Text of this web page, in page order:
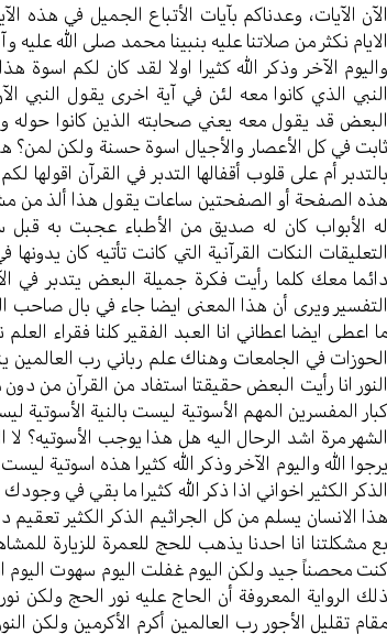
الآن الآيات، وعدناكم بآيات الأتباع الجميل في هذه
الايام نكثر من صلاتنا عليه بنبينا محمد صلى الله
واليوم الآخر وذكر الله كثيرا اولا لقد كان لكم اسوة
النبي الذي كانوا معه لئن في آية اخرى يقول النبي
البعض قد يقول معه يعني صحابته الذين كانوا حوله
ثابت في كل الأعصار والأجيال اسوة حسنة ولكن لمن؟
بالتدبر أم على قلوب أقفالها التدبر في القرآن
هذه الصفحة أو الصفحتين ساعات يقول هذا ألذ من
له الأبواب كان له صديق من الأطباء عجبت به
التعليقات النكات القرآنية التي كانت تأتيه كان
دائما معك كلما رأيت فكرة جميلة البعض يتدبر في
التفسير ويرى أن هذا المعنى ايضا جاء في بال صاحب
ما اعطى ايضا اعطاني انا العبد الفقير كلنا فقراء
الحوزات في الجامعات وهناك علم رباني رب العالمين
النور انا رأيت البعض حقيقتا استفاد من القرآن من
كبار المفسرين المهم الأسوتية ليست بالنية الأسوتية
الشهر مرة اشد الرحال اليه هل هذا يوجب الأسوتيه؟
يرجوا الله واليوم الآخر وذكر الله كثيرا هذه اسوتية
الذكر الكثير اخواني اذا ذكر الله كثيرا ما بقي في
هذا الانسان يسلم من كل الجراثيم الذكر الكثير
بع مشكلتنا انا احدنا يذهب للحج للعمرة للزيارة
كنت محصناً جيد ولكن اليوم غفلت اليوم سهوت اليوم
ذلك الرواية المعروفة أن الحاج عليه نور الحج ولكن
مقام تقليل الأجور رب العالمين أكرم الأكرمين ولكن